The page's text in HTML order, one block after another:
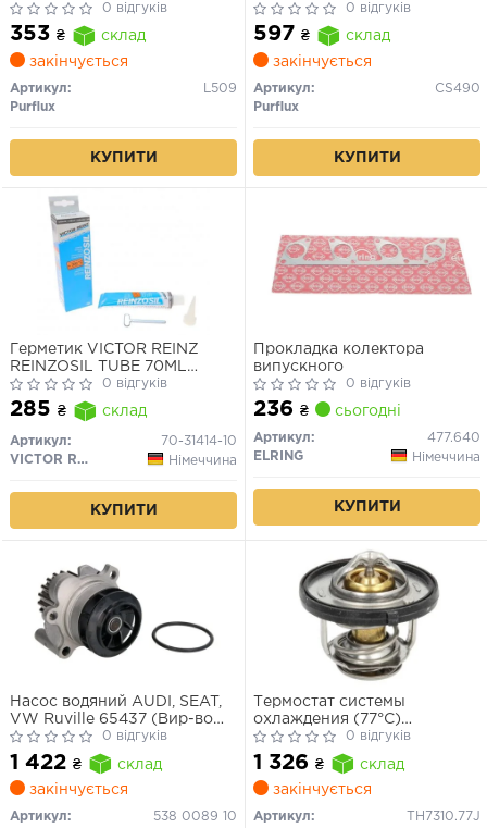
0 відгуків
353 ₴
склад
закінчується
Артикул:
L509
Purflux
КУПИТИ
0 відгуків
597 ₴
склад
закінчується
Артикул:
CS490
Purflux
КУПИТИ
Герметик VICTOR REINZ
REINZOSIL TUBE 70ML
-50/+300 (антрацит)
0 відгуків
285 ₴ склад
Артикул:
70-31414-10
VICTOR REINZ
Німеччина
КУПИТИ
Прокладка колектора
випускного
0 відгуків
236 ₴ сьогодні
Артикул:
477.640
ELRING
Німеччина
КУПИТИ
Насос водяний AUDI, SEAT,
VW Ruville 65437 (Вир-во
INA)
0 відгуків
1 422 ₴
склад
закінчується
Артикул:
538 0089 10
Термостат системы
охлаждения (77°C)
CHRYSLER SEBRING, DODGE
CALIBER, JOURNEY, FIAT
FREEMONT, JEEP COMPASS,
PATRIOT, LANCIA FLAVIA 1.8-
0 відгуків
1 326 ₴
склад
закінчується
Артикул:
TH7310.77J